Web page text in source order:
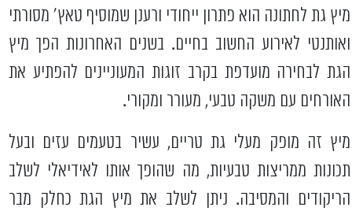
מיץ גת לחתונה הוא פתרון ייחודי ורענן שמוסיף טאץ' מסורתי
ואותנטי לאירוע החשוב בחיים. בשנים האחרונות הפך מיץ
הגת לבחירה מועדפת בקרב זוגות המעוניינים להפתיע את
האורחים עם משקה טבעי, מעורר ומקורי.
מיץ זה מופק מעלי גת טריים, עשיר בטעמים עזים ובעל
תכונות ממריצות טבעיות, מה שהופך אותו לאידיאלי לשלב
הריקודים והמסיבה. ניתן לשלב את מיץ הגת כחלק מבר